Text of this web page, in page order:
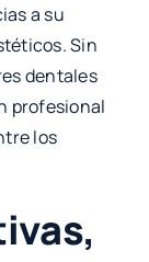
a su
Sin
dentales
profesional
los